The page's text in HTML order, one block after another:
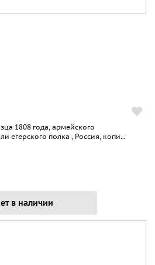
1808 года, армейского
егерского полка , Россия, копи...
в наличии